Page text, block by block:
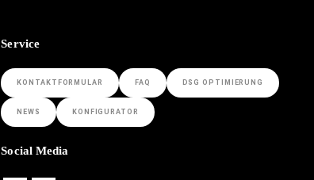
Service
KONTAKTFORMULAR FAQ DSG OPTIMIERUNG
NEWS KONFIGURATOR
Social Media